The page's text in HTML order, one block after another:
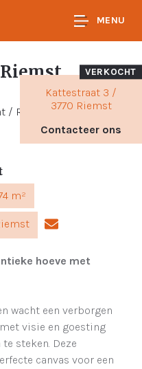
MENU
Kattestraat 3 /
3770 Riemst
Contacteer ons
VERKOCHT
m²
hoeve met
wacht een verborgen
visie en goesting
steken. Deze
canvas voor een